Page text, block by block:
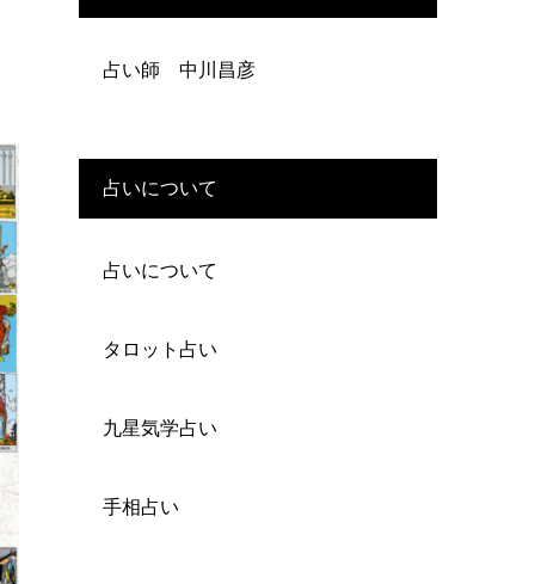
占い師 中川昌彦
占いについて
占いについて
タロット占い
九星気学占い
手相占い